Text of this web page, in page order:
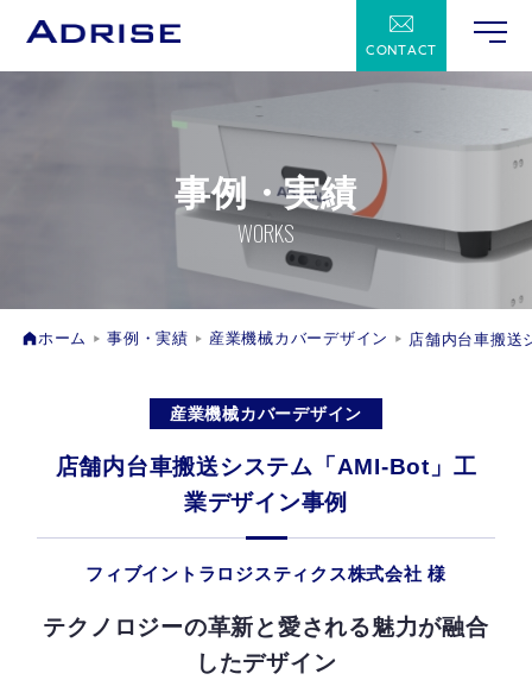
CONTACT
WORKS
事例・実績
ホーム 事例・実績 産業機械カバーデザイン 店舗内台車搬送
産業機械カバーデザイン
店舗内台車搬送システム「AMI-Bot」工
業デザイン事例
フィブイントラロジスティクス株式会社 様
テクノロジーの革新と愛される魅力が融合
したデザイン